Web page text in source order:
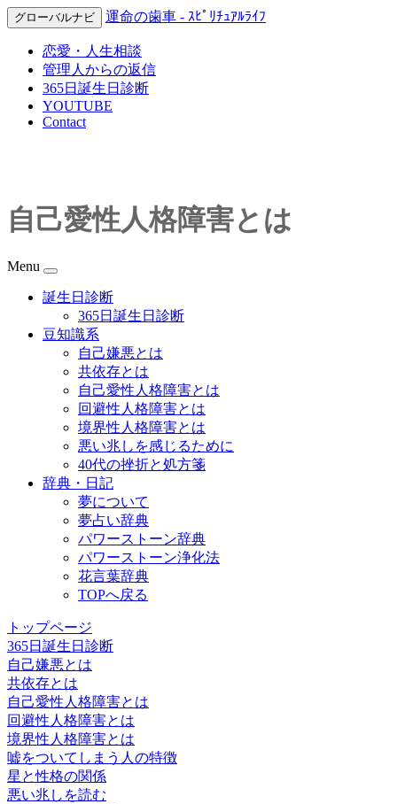
グローバルナビ 運命の歯車 - ｽﾋﾟﾘﾁｭｱﾙﾗｲﾌ
恋愛・人生相談
管理人からの返信
365日誕生日診断
YOUTUBE
Contact
自己愛性人格障害とは
Menu
誕生日診断
365日誕生日診断
豆知識系
自己嫌悪とは
共依存とは
自己愛性人格障害とは
回避性人格障害とは
境界性人格障害とは
悪い兆しを感じるために
40代の挫折と処方箋
辞典・日記
夢について
夢占い辞典
パワーストーン辞典
パワーストーン浄化法
花言葉辞典
TOPへ戻る
トップページ
365日誕生日診断
自己嫌悪とは
共依存とは
自己愛性人格障害とは
回避性人格障害とは
境界性人格障害とは
嘘をついてしまう人の特徴
星と性格の関係
悪い兆しを読む